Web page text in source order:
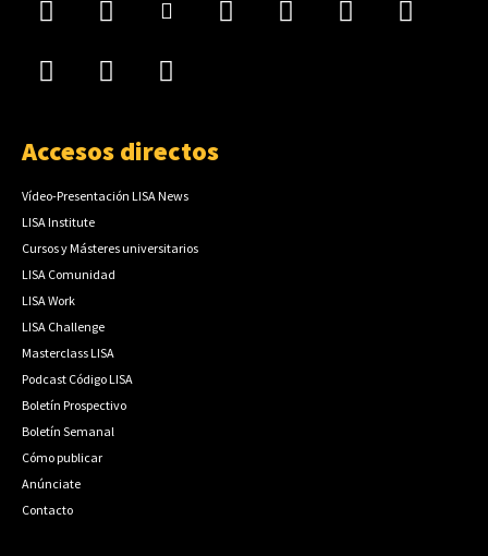
Accesos directos
Vídeo-Presentación LISA News
LISA Institute
Cursos y Másteres universitarios
LISA Comunidad
LISA Work
LISA Challenge
Masterclass LISA
Podcast Código LISA
Boletín Prospectivo
Boletín Semanal
Cómo publicar
Anúnciate
Contacto